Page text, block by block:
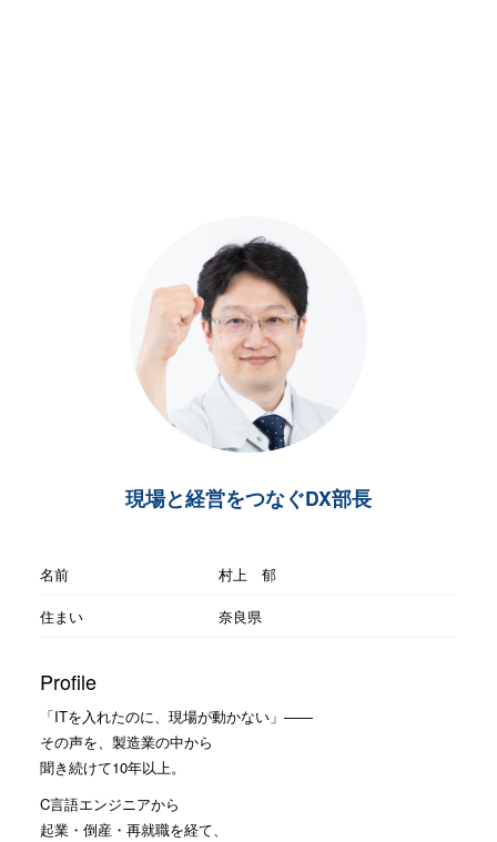
現場と経営をつなぐDX部長
名前
村上 郁
住まい
奈良県
Profile
「ITを入れたのに、現場が動かない」——
その声を、製造業の中から
聞き続けて10年以上。
C言語エンジニアから
起業・倒産・再就職を経て、